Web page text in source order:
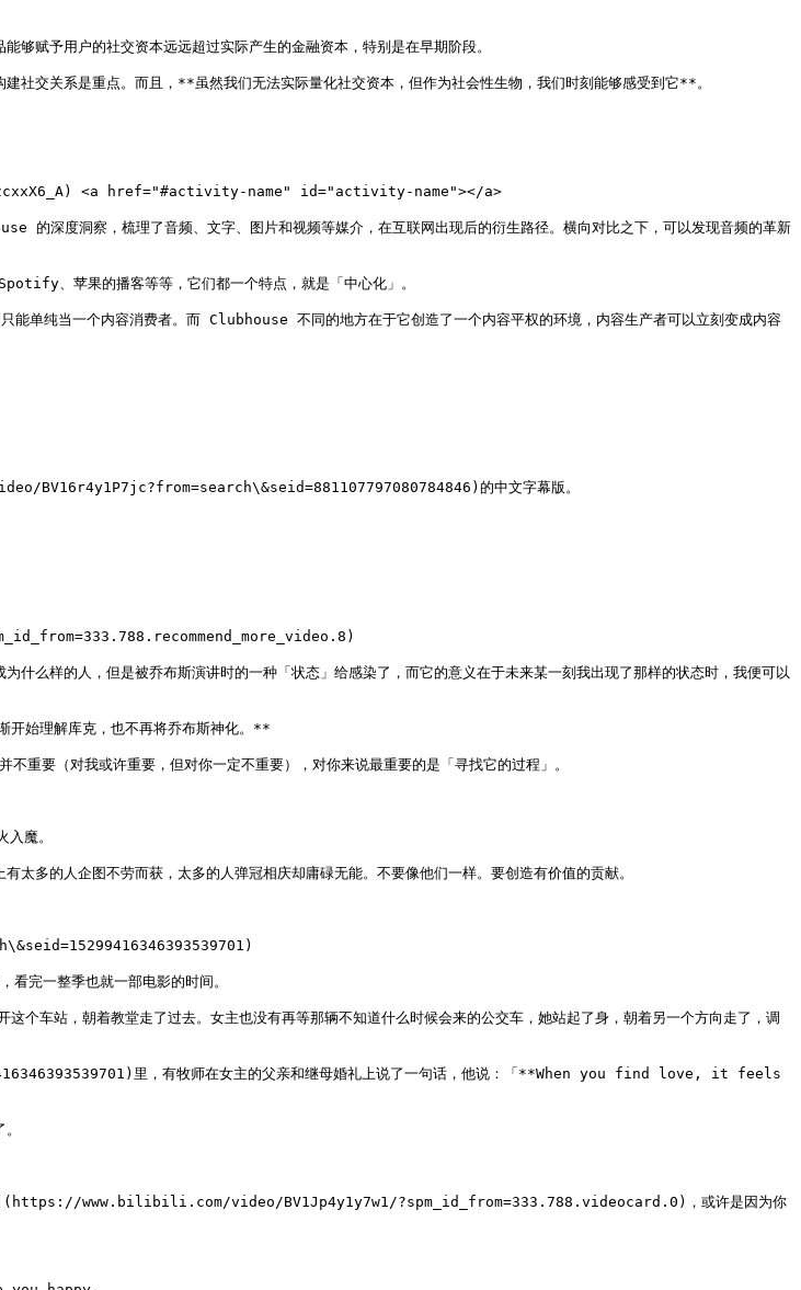
够赋予用户的社交资本远远超过实际产生的金融资本，特别是在早期阶段。
社交关系是重点。而且，**虽然我们无法实际量化社交资本，但作为社会性生物，我们时刻能够感受到它**。
<a href="#activity-name" id="activity-name"></a>
度洞察，梳理了音频、文字、图片和视频等媒介，在互联网出现后的衍生路径。横向对比之下，可以发现音频的革新
、苹果的播客等等，它们都一个特点，就是「中心化」。
能单纯当一个内容消费者。而 Clubhouse 不同的地方在于它创造了一个内容平权的环境，内容生产者可以立刻变成内容
的中文字幕版。
什么样的人，但是被乔布斯演讲时的一种「状态」给感染了，而它的意义在于未来某一刻我出现了那样的状态时，我便可以
开始理解库克，也不再将乔布斯神化。**
重要（对我或许重要，但对你一定不重要），对你来说最重要的是「寻找它的过程」。
魔。
多的人企图不劳而获，太多的人弹冠相庆却庸碌无能。不要像他们一样。要创造有价值的贡献。
完一整季也就一部电影的时间。
朝着教堂走了过去。女主也没有再等那辆不知道什么时候会来的公交车，她站起了身，朝着另一个方向走了，调
里，有牧师在女主的父亲和继母婚礼上说了一句话，他说：「**When you find love, it feels
懂爱](https://www.bilibili.com/video/BV1Jp4y1y7w1/?spm_id_from=333.788.videocard.0)，或许是因为你